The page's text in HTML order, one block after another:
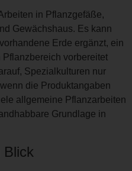
in Pflanzgefäße,
Gewächshaus. Es kann
Erde ergänzt, ein
vorbereitet
Spezialkulturen nur
die Produktangaben
allgemeine Pflanzarbeiten
Grundlage in
Blick